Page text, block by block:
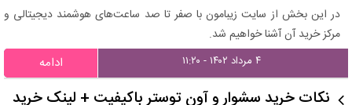
در این بخش از سایت زیبامون با صفر تا صد ساعت‌های هوشمند دیجیتالی و
مرکز خرید آن آشنا خواهیم شد.
۴ مرداد ۱۴۰۲ - ۱۱:۲۰ ادامه
نکات خرید سشوار و آون توستر باکیفیت + لینک خرید